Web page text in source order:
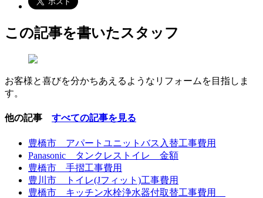
この記事を書いたスタッフ
お客様と喜びを分かちあえるようなリフォームを目指しま
す。
他の記事 すべての記事を見る
豊橋市 アパートユニットバス入替工事費用
Panasonic タンクレストイレ 金額
豊橋市 手摺工事費用
豊川市 トイレ(Jフィット)工事費用
豊橋市 キッチン水栓浄水器付取替工事費用